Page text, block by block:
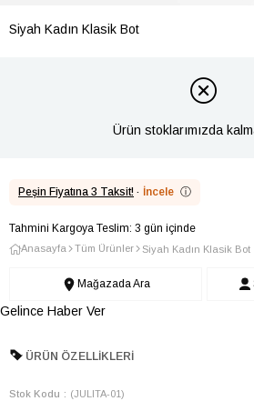
Siyah Kadın Klasik Bot
Ürün stoklarımızda
Peşin Fiyatına 3 Taksit! · İncele ⓘ
Tahmini Kargoya Teslim: 3 gün içinde
Anasayfa Tüm Ürünler Siyah Kadın Klasik Bot
Mağazada Ara
Gelince Haber Ver
ÜRÜN ÖZELLIKLERI
Stok Kodu (JULITA-01)